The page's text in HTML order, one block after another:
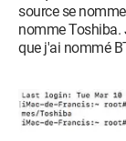
source se
nomme Toshiba.
que j'ai nommé